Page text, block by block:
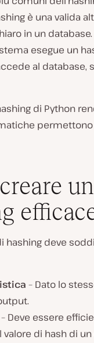
è una valida
in un
esegue un
al
di Python
permettono
hashing deve
– Dato lo
– Deve essere
valore di hash di